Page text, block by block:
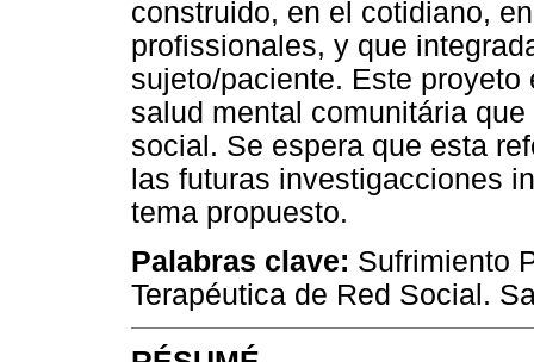
construido, en el cotidiano,
profissionales, y que
sujeto/paciente. Este
salud mental comunitária
social. Se espera que esta
las futuras investigacciones
tema propuesto.
Palabras clave: Sufrimiento
Terapéutica de Red Social.